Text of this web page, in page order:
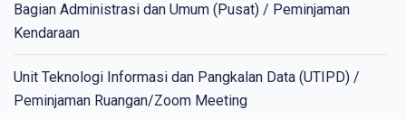
Bagian Administrasi dan Umum (Pusat) / Peminjaman
Kendaraan
Unit Teknologi Informasi dan Pangkalan Data (UTIPD) /
Peminjaman Ruangan/Zoom Meeting